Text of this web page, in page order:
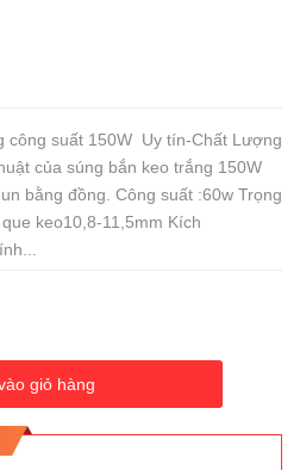
công suất 150W Uy tín-Chất Lượng
của súng bắn keo trắng 150W
bằng đồng. Công suất :60w Trọng
keo10,8-11,5mm Kích
giỏ hàng